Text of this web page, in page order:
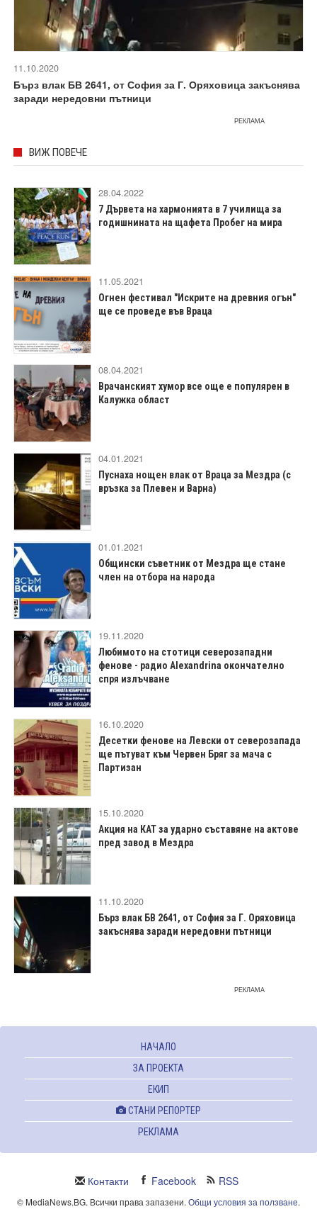
11.10.2020
Бърз влак БВ 2641, от София за Г. Оряховица закъснява
заради нередовни пътници
РЕКЛАМА
ВИЖ ПОВЕЧЕ
28.04.2022
7 Дървета на хармонията в 7 училища за
годишнината на щафета Пробег на мира
11.05.2021
Огнен фестивал "Искрите на древния огън"
ще се проведе във Враца
08.04.2021
Врачанският хумор все още е популярен в
Калужка област
04.01.2021
Пуснаха нощен влак от Враца за Мездра (с
връзка за Плевен и Варна)
01.01.2021
Общински съветник от Мездра ще стане
член на отбора на народа
19.11.2020
Любимото на стотици северозападни
фенове - радио Alexandrina окончателно
спря излъчване
16.10.2020
Десетки фенове на Левски от северозапада
ще пътуват към Червен Бряг за мача с
Партизан
15.10.2020
Акция на КАТ за ударно съставяне на актове
пред завод в Мездра
11.10.2020
Бърз влак БВ 2641, от София за Г. Оряховица
закъснява заради нередовни пътници
РЕКЛАМА
НАЧАЛО
ЗА ПРОЕКТА
ЕКИП
СТАНИ РЕПОРТЕР
РЕКЛАМА
Контакти Facebook RSS
© MediaNews.BG. Всички права запазени. Общи условия за ползване.